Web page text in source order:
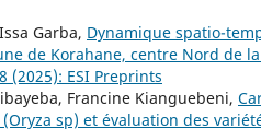
Garba, Dynamique spatio-
de Korahane, centre Nord de
(2025): ESI Preprints
Francine Kianguebeni,
sp) et évaluation des